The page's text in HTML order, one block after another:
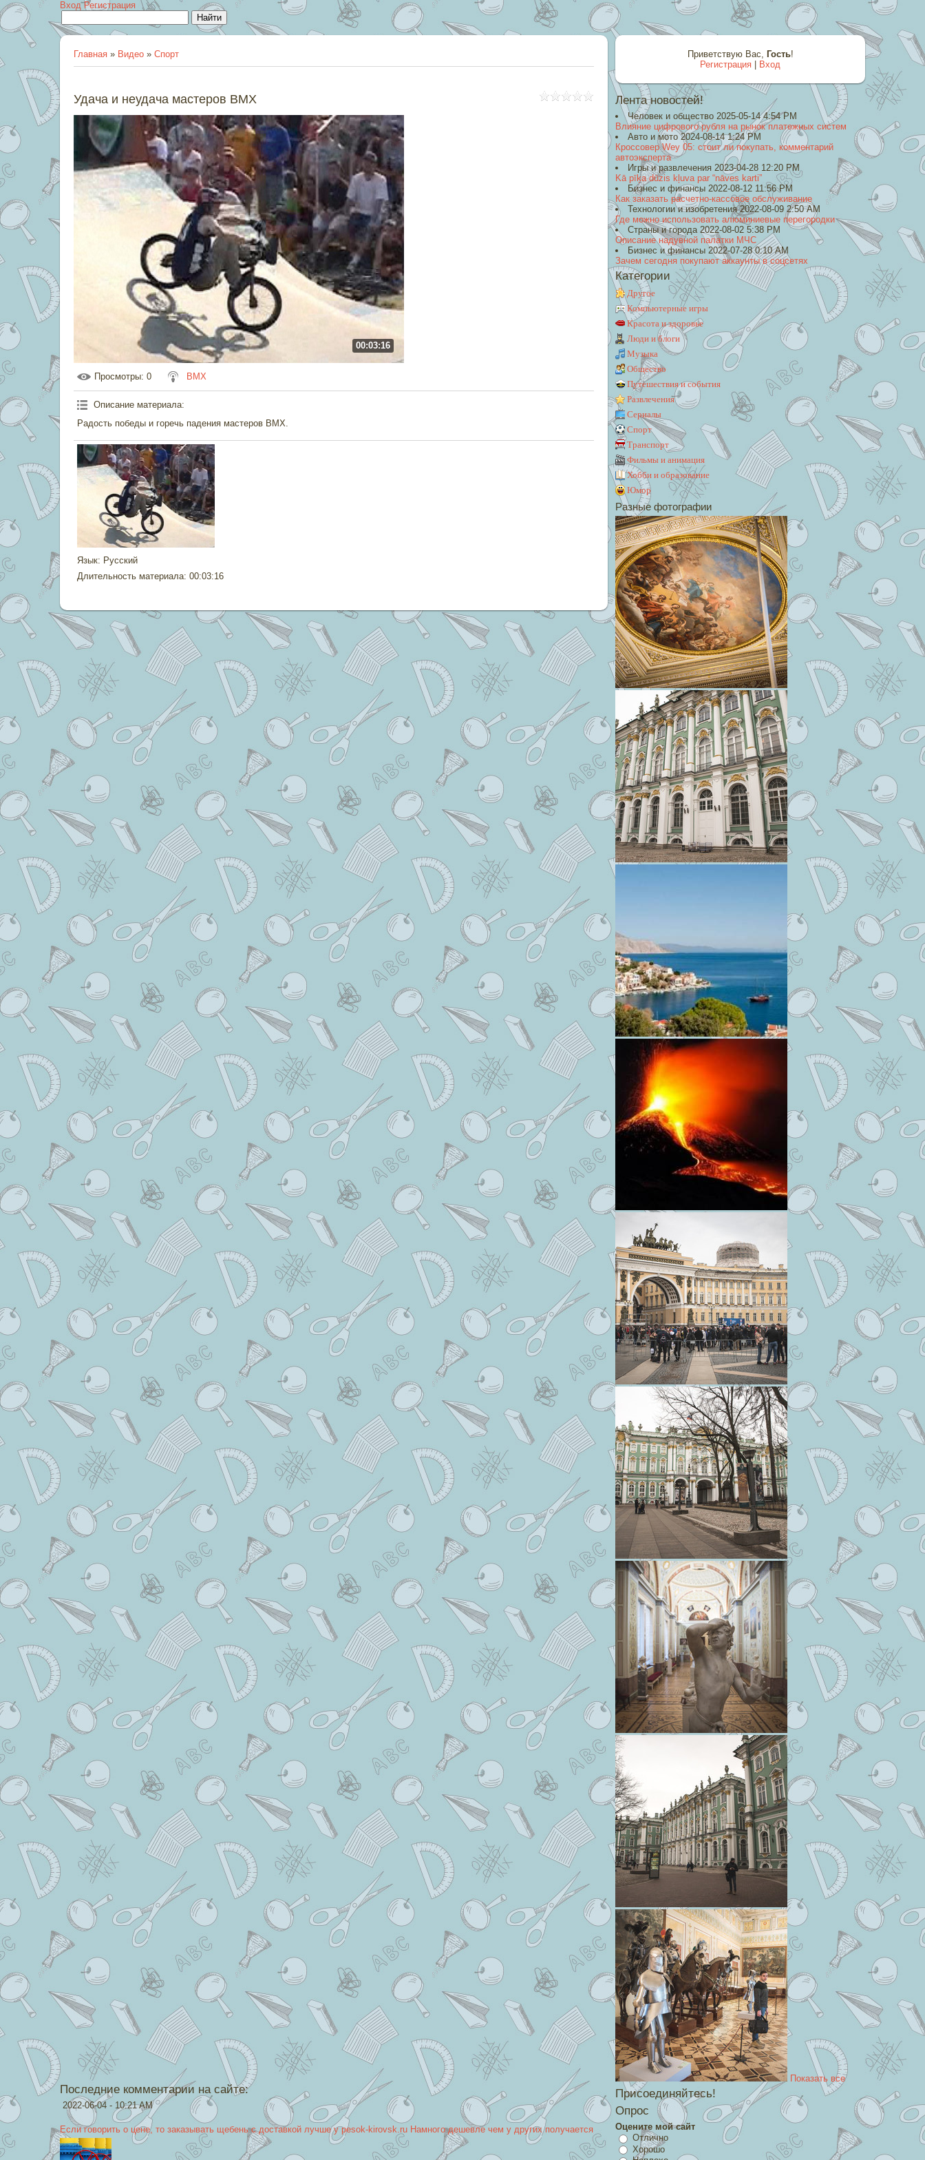
Вход Регистрация
Главная » Видео » Спорт
Удача и неудача мастеров BMX
00:03:16
Просмотры: 0 BMX
Описание материала:
Радость победы и горечь падения мастеров BMX.
Язык: Русский
Длительность материала: 00:03:16
Приветствую Вас, Гость!
Регистрация
Вход
Лента новостей!
Человек и общество 2025-05-14 4:54 PM
Влияние цифрового рубля на рынок платежных систем
Авто и мото 2024-08-14 1:24 PM
Кроссовер Wey 05: стоит ли покупать, комментарий
автоэксперта
Игры и развлечения 2023-04-28 12:20 PM
Kā pīķa dūzis kļuva par “nāves karti”
Бизнес и финансы 2022-08-12 11:56 PM
Как заказать расчетно-кассовое обслуживание
Технологии и изобретения 2022-08-09 2:50 AM
Где можно использовать алюминиевые перегородки
Страны и города 2022-08-02 5:38 PM
Описание надувной палатки МЧС
Бизнес и финансы 2022-07-28 0:10 AM
Зачем сегодня покупают аккаунты в соцсетях
Категории
Другое
Компьютерные игры
Красота и здоровье
Люди и блоги
Музыка
Общество
Путешествия и события
Развлечения
Сериалы
Спорт
Транспорт
Фильмы и анимация
Хобби и образование
Юмор
Разные фотографии
Показать все
Присоединяйтесь!
Опрос
Оцените мой сайт
Отлично
Хорошо
Последние комментарии на сайте:
2022-06-04 - 10:21 AM
Если говорить о цене, то заказывать щебень с доставкой лучше у pesok-kirovsk.ru Намного дешевле чем у других получается